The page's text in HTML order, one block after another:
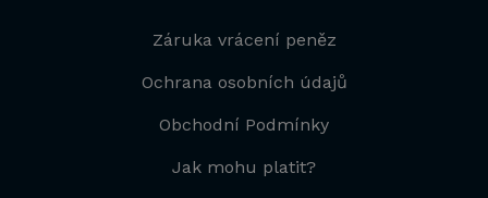
Záruka vrácení peněz
Ochrana osobních údajů
Obchodní Podmínky
Jak mohu platit?